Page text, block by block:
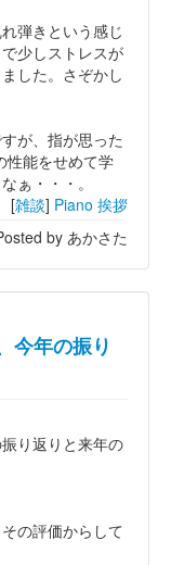
弾きという感じ
少しストレスが
した。さぞかし
が、指が思った
能をせめて学
ぁ・・・。
[雑談] Piano 挨拶
by あかさた
今年の振り
り返りと来年の
の評価からして